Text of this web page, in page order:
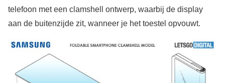
telefoon met een clamshell ontwerp, waarbij de display
aan de buitenzijde zit, wanneer je het toestel opvouwt.